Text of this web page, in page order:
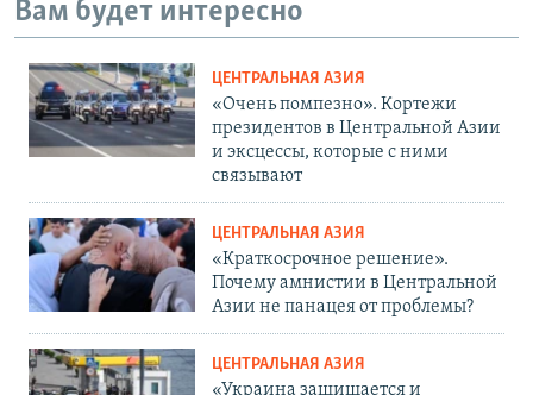
Вам будет интересно
ЦЕНТРАЛЬНАЯ АЗИЯ
«Очень помпезно». Кортежи
президентов в Центральной Азии
и эксцессы, которые с ними
связывают
ЦЕНТРАЛЬНАЯ АЗИЯ
«Краткосрочное решение».
Почему амнистии в Центральной
Азии не панацея от проблемы?
ЦЕНТРАЛЬНАЯ АЗИЯ
«Украина защищается и